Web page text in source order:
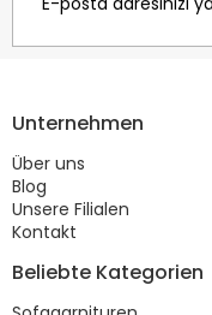
Unternehmen
Über uns
Blog
Unsere Filialen
Kontakt
Beliebte Kategorien